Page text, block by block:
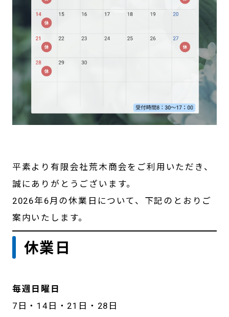
平素より有限会社荒木商会をご利用いただき、
誠にありがとうございます。
2026年6月の休業日について、下記のとおりご
案内いたします。
休業日
毎週日曜日
7日・14日・21日・28日